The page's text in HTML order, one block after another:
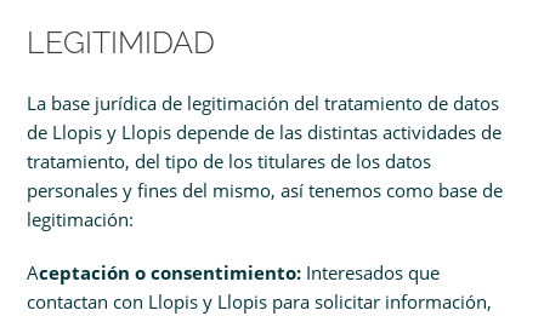
LEGITIMIDAD
La base jurídica de legitimación del tratamiento de datos
de Llopis y Llopis depende de las distintas actividades de
tratamiento, del tipo de los titulares de los datos
personales y fines del mismo, así tenemos como base de
legitimación:
Aceptación o consentimiento: Interesados que
contactan con Llopis y Llopis para solicitar información,